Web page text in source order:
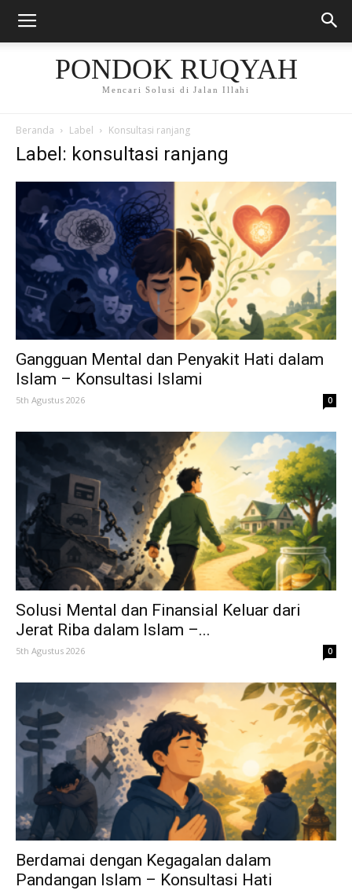
PONDOK RUQYAH
Mencari Solusi di Jalan Illahi
Beranda Label Konsultasi ranjang
Label: konsultasi ranjang
Gangguan Mental dan Penyakit Hati dalam
Islam – Konsultasi Islami
5th Agustus 2026 0
Solusi Mental dan Finansial Keluar dari
Jerat Riba dalam Islam –...
5th Agustus 2026 0
Berdamai dengan Kegagalan dalam
Pandangan Islam – Konsultasi Hati